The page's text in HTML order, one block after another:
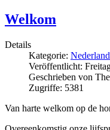
Welkom
Details
Kategorie:
Veröffentlicht:
Geschrieben von
Zugriffe: 5381
Van harte welkom op de